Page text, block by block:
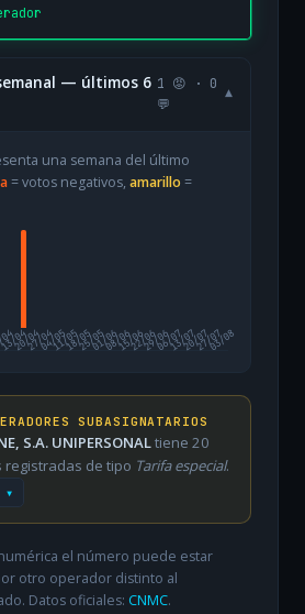
— últimos 6 1 😡 · 0
💬
▾
una semana del último
= votos negativos, amarillo =
04
20/0427/0404/0511/0518/0525/0501/0608/0615/0622/0629/0606/0713/0720/0727/07
03/08
SUBASIGNATARIOS
S.A. UNIPERSONALtiene 20
registradas de tipo Tarifa especial.
el número puede estar
otro operador distinto al
Datos oficiales: CNMC.